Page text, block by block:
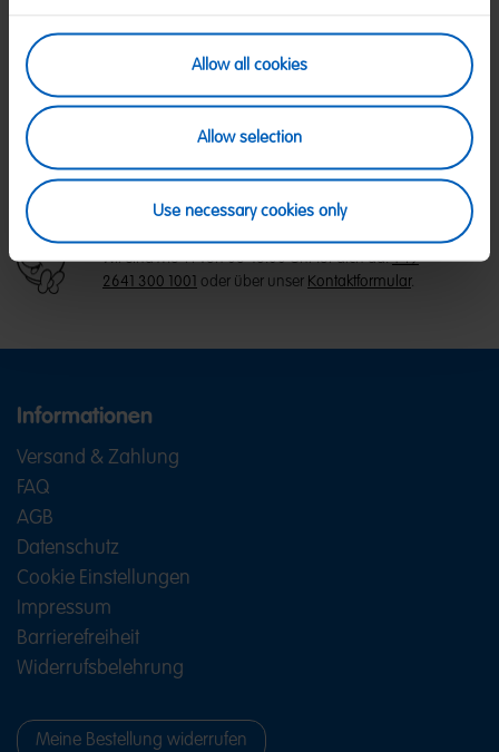
Allow all cookies
Allow selection
Use necessary cookies only
SICHERE ZAHLUNG
Rechnung, Visa, Mastercard
KOSTENLOSE LIEFERUNG
Ab 79 € nach Österreich
Wir sind Mo-Fr von 08-18:00 Uhr für dich da.+49
2641 300 1001
oder über unser Kontaktformular.
Informationen
Versand & Zahlung
FAQ
AGB
Datenschutz
Cookie Einstellungen
Impressum
Barrierefreiheit
Widerrufsbelehrung
Meine Bestellung widerrufen